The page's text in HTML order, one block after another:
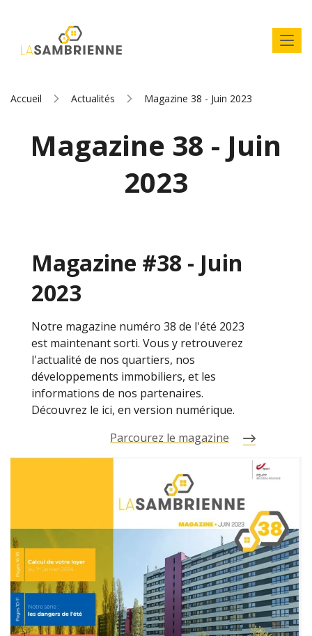
Accueil Actualités Magazine 38 - Juin 2023
Magazine 38 - Juin
2023
Magazine #38 - Juin
2023
Notre magazine numéro 38 de l'été 2023
est maintenant sorti. Vous y retrouverez
l'actualité de nos quartiers, nos
développements immobiliers, et les
informations de nos partenaires.
Découvrez le ici, en version numérique.
Parcourez le magazine